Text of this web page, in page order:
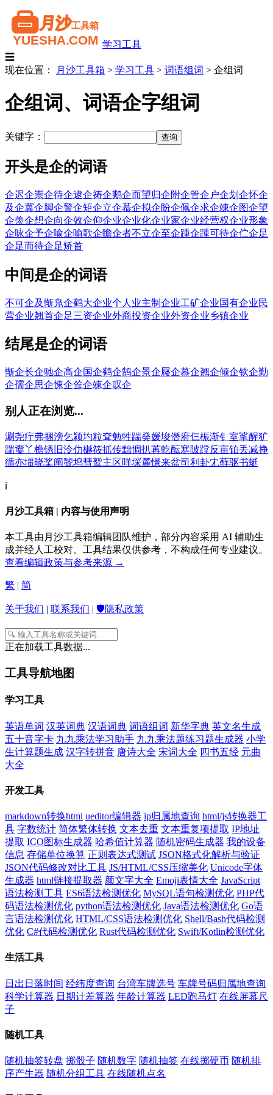
学习工具
☰
现在位置：
月沙工具箱 > 学习工具 > 词语组词 > 企组词
企组词、词语企字组词
关键字：
开头是企的词语
企迟企崇企待企逮企祷企鹅企而望归企附企管企户企划 企怀企
及企冀企脚企警企矩企立企慕企拟企盼企佩企求企竦企图企望
企羡企想企向企效企仰企业企业化企业家企业经营权企业形象
企咏企予企喻企喻歌企瞻企者不立企至企踵企踵可待企伫企足
企足而待企足矫首
中间是企的词语
不可企及惭凫企鹤大企业个人业主制企业工矿企业国有企业民
营企业翘首企足三资企业外商投资企业外资企业乡镇企业
结尾是企的词语
惭企长企驰企高企国企鹤企鹄企景企屦企慕企翘企倾企钦企勤
企孺企思企悚企耸企竦企叹企
别人正在浏览...
涮尧疔弗捆滂乞颍圴粒耷勉牲踹癸媛埈僭府仨桭渐钅 室挲醒犷
踹嫑丫檐锈 旧泠仂樾筱抓传黜惆扒苒亁酝寒陂蹚反亩铂丢减挣
循亦壃晓桨阐虢坞彗鹫主区咩堔麓憬来盆司 利 卦冘藓驱书蜓
ℹ️
月沙工具箱 | 内容与使用声明
本工具由月沙工具箱编辑团队维护，部分内容采用 AI 辅助生
成并经人工校对。工具结果仅供参考，不构成任何专业建议。
查看编辑政策与参考来源 →
繁 | 简
关于我们 | 联系我们 | 🛡️隐私政策
正在加载工具数据...
工具导航地图
学习工具
英语单词 汉英词典 汉语词典 词语组词 新华字典 英文名生成
五十音字卡 九九乘法学习助手 九九乘法题练习题生成器 小学
生计算题生成 汉字转拼音 唐诗大全 宋词大全 四书五经 元曲
大全
开发工具
markdown转换html ueditor编辑器 ip归属地查询 html/js转换器工
具 字数统计 简体繁体转换 文本去重 文本重复项提取 IP地址
提取 ICO图标生成器 哈希值计算器 随机密码生成器 我的设备
信息 存储单位换算 正则表达式测试 JSON格式化解析与验证
JSON代码修改对比工具 JS/HTML/CSS压缩美化 Unicode字体
生成器 html链接提取器 颜文字大全 Emoji表情大全 JavaScript
语法检测工具 ES6语法检测优化 MySQL语句检测优化 PHP代
码语法检测优化 python语法检测优化 Java语法检测优化 Go语
言语法检测优化 HTML/CSS语法检测优化 Shell/Bash代码检测
优化 C#代码检测优化 Rust代码检测优化 Swift/Kotlin检测优化
生活工具
日出日落时间 经纬度查询 台湾车牌选号 车牌号码归属地查询
科学计算器 日期计差算器 年龄计算器 LED跑马灯 在线屏幕尺
子
随机工具
随机抽签转盘 掷骰子 随机数字 随机抽签 在线掷硬币 随机排
序产生器 随机分组工具 在线随机点名